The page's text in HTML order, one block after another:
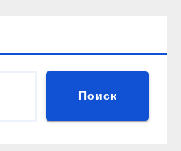
Поиск